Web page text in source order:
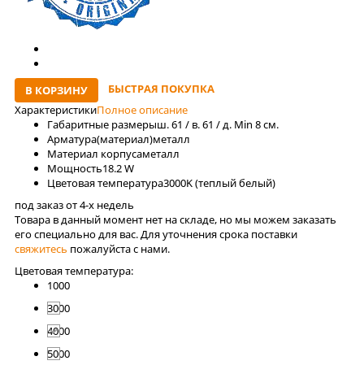
В КОРЗИНУ
БЫСТРАЯ ПОКУПКА
ХарактеристикиПолное описание
Габаритные размерыш. 61 / в. 61 / д. Min 8 см.
Арматура(материал)металл
Материал корпусаметалл
Мощность18.2 W
Цветовая температура3000K (теплый белый)
под заказ от 4-x недель
Товара в данный момент нет на складе, но мы можем заказать
его специально для вас. Для уточнения срока поставки
свяжитесь пожалуйста с нами.
Цветовая температура:
1000
3000
4000
5000